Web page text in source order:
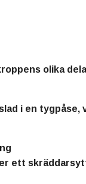
olika
i en
ett